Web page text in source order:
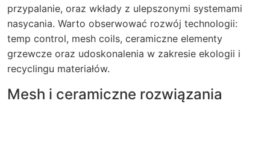
przypalanie, oraz wkłady z ulepszonymi systemami
nasycania. Warto obserwować rozwój technologii:
temp control, mesh coils, ceramiczne elementy
grzewcze oraz udoskonalenia w zakresie ekologii i
recyclingu materiałów.
Mesh i ceramiczne rozwiązania